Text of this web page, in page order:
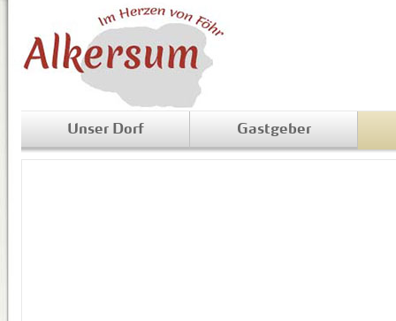
Unser Dorf Gastgeber